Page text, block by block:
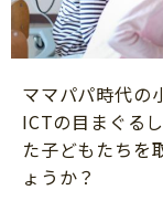
ママパパ時代の
ICTの目まぐる
た子どもたちを
ょうか？